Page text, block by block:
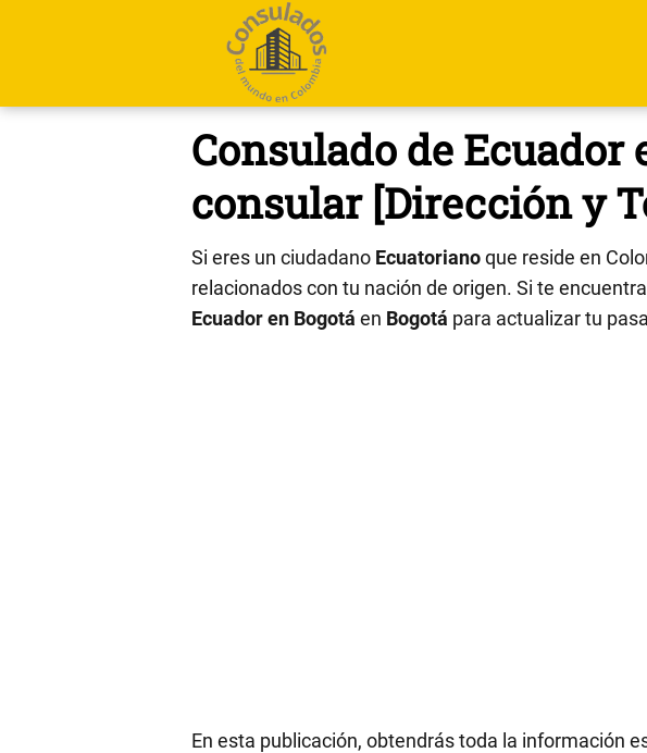
Consulado de Ecuador
consular [Dirección y
Si eres un ciudadano Ecuatorianoque reside en
relacionados con tu nación de origen. Si te
Ecuador en Bogotá en Bogotá para actualizar tu
En esta publicación, obtendrás toda la información